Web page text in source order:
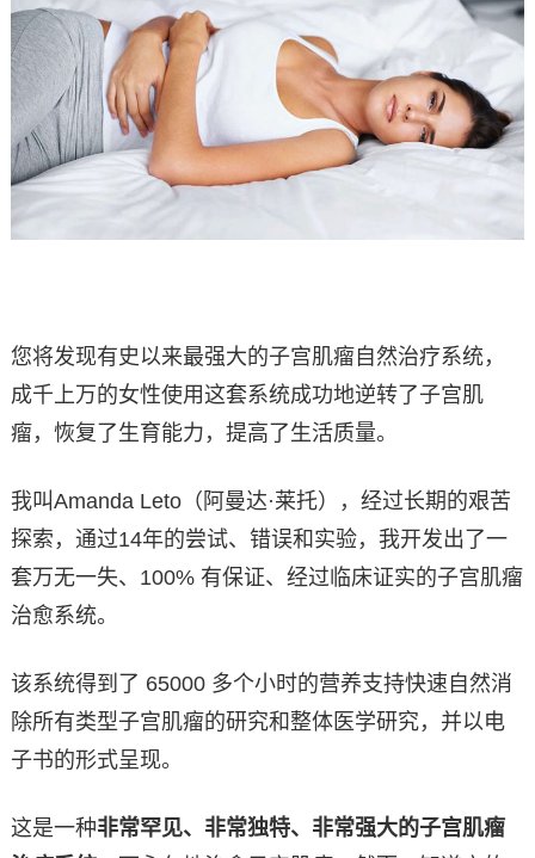
您将发现有史以来最强大的子宫肌瘤自然治疗系统，
成千上万的女性使用这套系统成功地逆转了子宫肌
瘤，恢复了生育能力，提高了生活质量。
我叫Amanda Leto（阿曼达·莱托），经过长期的艰苦
探索，通过14年的尝试、错误和实验，我开发出了一
套万无一失、100% 有保证、经过临床证实的子宫肌瘤
治愈系统。
该系统得到了 65000 多个小时的营养支持快速自然消
除所有类型子宫肌瘤的研究和整体医学研究，并以电
子书的形式呈现。
这是一种非常罕见、非常独特、非常强大的子宫肌瘤